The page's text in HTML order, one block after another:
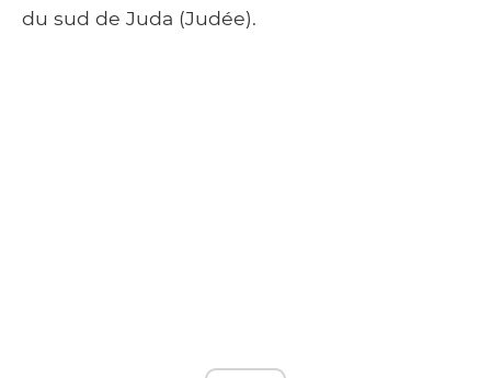
du sud de Juda (Judée).